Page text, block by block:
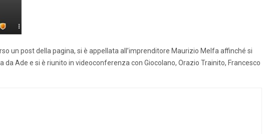
un post della pagina, si è appellata all’imprenditore Maurizio Melfa affinché si
Ade e si è riunito in videoconferenza con Giocolano, Orazio Trainito, Francesco